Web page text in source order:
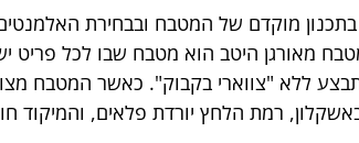
מוקדם של המטבח ובבחירת
מאורגן היטב הוא מטבח שבו לכל פריט
ללא "צווארי בקבוק". כאשר המטבח
רמת הלחץ יורדת פלאים, והמיקוד